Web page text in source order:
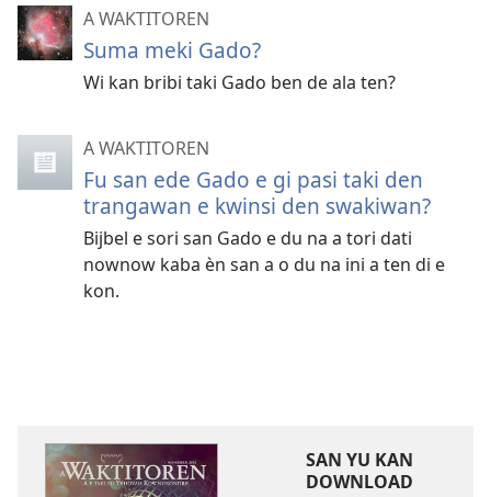
A WAKTITOREN
Suma meki Gado?
Wi kan bribi taki Gado ben de ala ten?
A WAKTITOREN
Fu san ede Gado e gi pasi taki den
trangawan e kwinsi den swakiwan?
Bijbel e sori san Gado e du na a tori dati
nownow kaba èn san a o du na ini a ten di e
kon.
SAN YU KAN
DOWNLOAD